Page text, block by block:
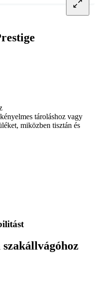
tároláshoz vagy
miközben tisztán és